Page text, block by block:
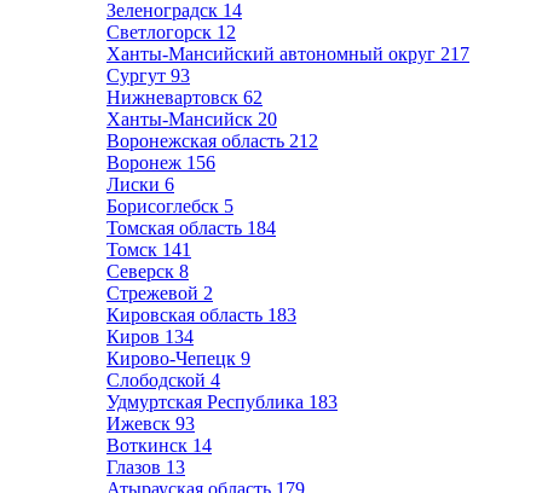
Зеленоградск 14
Светлогорск 12
Ханты-Мансийский автономный округ 217
Сургут 93
Нижневартовск 62
Ханты-Мансийск 20
Воронежская область 212
Воронеж 156
Лиски 6
Борисоглебск 5
Томская область 184
Томск 141
Северск 8
Стрежевой 2
Кировская область 183
Киров 134
Кирово-Чепецк 9
Слободской 4
Удмуртская Республика 183
Ижевск 93
Воткинск 14
Глазов 13
Атырауская область 179